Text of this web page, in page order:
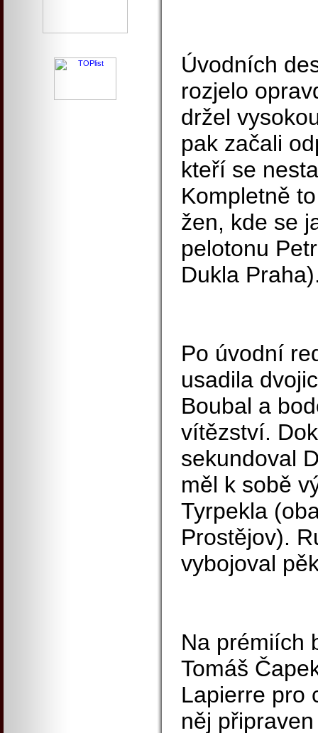
Úvodních
rozjelo
držel
pak začali
kteří se
Kompletně
žen, kde se
pelotonu
Dukla
Po úvodní
usadila
Boubal a
vítězství.
sekundoval
měl k sobě
Tyrpekla
Prostějov).
vybojoval
Na prémiích
Tomáš
Lapierre pro
něj